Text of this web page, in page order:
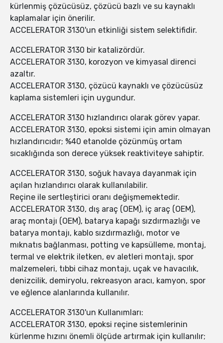
kürlenmiş çözücüsüz, çözücü bazlı ve su kaynaklı
kaplamalar için önerilir.
ACCELERATOR 3130'un etkinliği sistem selektifidir.
ACCELERATOR 3130 bir katalizördür.
ACCELERATOR 3130, korozyon ve kimyasal direnci
azaltır.
ACCELERATOR 3130, çözücü kaynaklı ve çözücüsüz
kaplama sistemleri için uygundur.
ACCELERATOR 3130 hızlandırıcı olarak görev yapar.
ACCELERATOR 3130, epoksi sistemi için amin olmayan
hızlandırıcıdır; %40 etanolde çözünmüş ortam
sıcaklığında son derece yüksek reaktiviteye sahiptir.
ACCELERATOR 3130, soğuk havaya dayanmak için
açılan hızlandırıcı olarak kullanılabilir.
Reçine ile sertleştirici oranı değişmemektedir.
ACCELERATOR 3130, dış araç (OEM), iç araç (OEM),
araç montajı (OEM), batarya kapağı sızdırmazlığı ve
batarya montajı, kablo sızdırmazlığı, motor ve
mıknatıs bağlanması, potting ve kapsülleme, montaj,
termal ve elektrik iletken, ev aletleri montajı, spor
malzemeleri, tıbbi cihaz montajı, uçak ve havacılık,
denizcilik, demiryolu, rekreasyon aracı, kamyon, spor
ve eğlence alanlarında kullanılır.
ACCELERATOR 3130'un Kullanımları:
ACCELERATOR 3130, epoksi reçine sistemlerinin
kürlenme hızını önemli ölçüde artırmak için kullanılır;